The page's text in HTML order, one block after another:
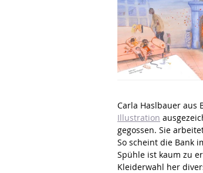
Carla Haslbauer aus
Illustration
gegossen. Sie
So scheint die Bank
Spühle ist kaum zu
Kleiderwahl her